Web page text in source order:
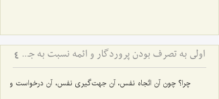
اولى به تصرف بودن پروردگار و ائمه نسبت به جمیع شئون انسان 4
چرا؟ چون آن اتّجاه نفس، آن جهت‌گیری نفس، آن درخواست و